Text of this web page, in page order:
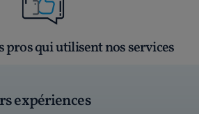
pros qui utilisent nos services
expériences